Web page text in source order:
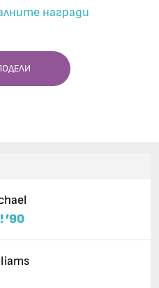
награди
’90